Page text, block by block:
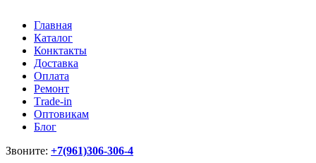
Главная
Каталог
Конктакты
Доставка
Оплата
Ремонт
Тrade-in
Оптовикам
Блог
Звоните: +7(961)306-306-4